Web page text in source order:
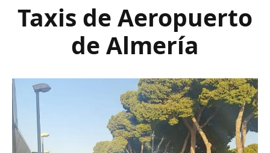
Taxis de Aeropuerto
de Almería